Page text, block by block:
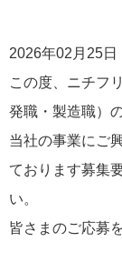
OEMお問い合わせ
リクルート
2026年02月25日
この度、ニチフ
発職・製造職）
当社の事業にご
ております募集
い。
皆さまのご応募